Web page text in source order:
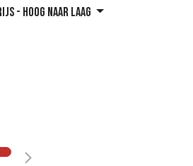
- hoog naar laag